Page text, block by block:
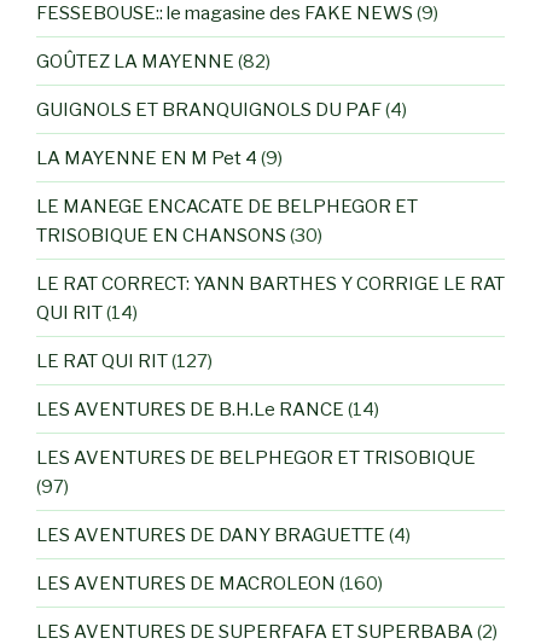
FESSEBOUSE:: le magasine des FAKE NEWS (9)
GOÛTEZ LA MAYENNE (82)
GUIGNOLS ET BRANQUIGNOLS DU PAF(4)
LA MAYENNE EN M Pet 4 (9)
LE MANEGE ENCACATE DE BELPHEGOR ET
TRISOBIQUE EN CHANSONS (30)
LE RAT CORRECT: YANN BARTHES Y CORRIGE LE RAT
QUI RIT(14)
LE RAT QUI RIT(127)
LES AVENTURES DE B.H.Le RANCE (14)
LES AVENTURES DE BELPHEGOR ET TRISOBIQUE
(97)
LES AVENTURES DE DANY BRAGUETTE (4)
LES AVENTURES DE MACROLEON (160)
LES AVENTURES DE SUPERFAFA ET SUPERBABA (2)